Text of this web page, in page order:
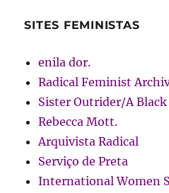
SITES FEMINISTAS
enila dor.
Radical Feminist
Sister Outrider/A
Rebecca Mott.
Arquivista Radical
Serviço de Preta
International Women